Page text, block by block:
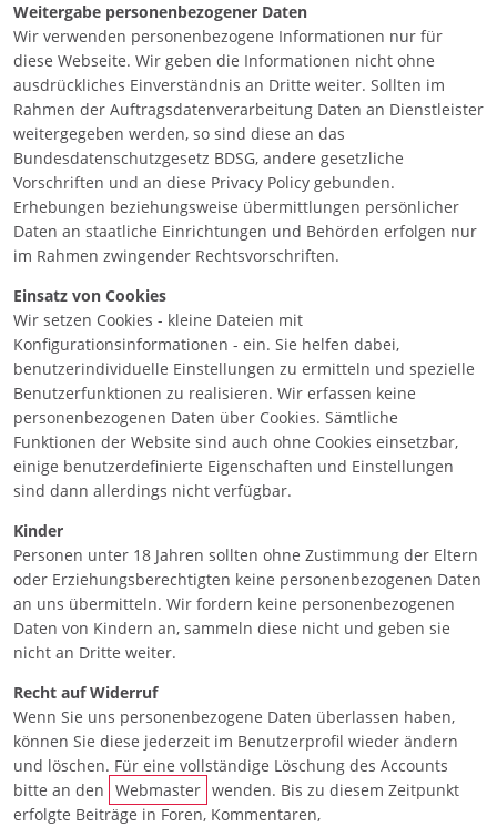
Weitergabe personenbezogener Daten
Wir verwenden personenbezogene Informationen nur für
diese Webseite. Wir geben die Informationen nicht ohne
ausdrückliches Einverständnis an Dritte weiter. Sollten im
Rahmen der Auftragsdatenverarbeitung Daten an Dienstleister
weitergegeben werden, so sind diese an das
Bundesdatenschutzgesetz BDSG, andere gesetzliche
Vorschriften und an diese Privacy Policy gebunden.
Erhebungen beziehungsweise übermittlungen persönlicher
Daten an staatliche Einrichtungen und Behörden erfolgen nur
im Rahmen zwingender Rechtsvorschriften.
Einsatz von Cookies
Wir setzen Cookies - kleine Dateien mit
Konfigurationsinformationen - ein. Sie helfen dabei,
benutzerindividuelle Einstellungen zu ermitteln und spezielle
Benutzerfunktionen zu realisieren. Wir erfassen keine
personenbezogenen Daten über Cookies. Sämtliche
Funktionen der Website sind auch ohne Cookies einsetzbar,
einige benutzerdefinierte Eigenschaften und Einstellungen
sind dann allerdings nicht verfügbar.
Kinder
Personen unter 18 Jahren sollten ohne Zustimmung der Eltern
oder Erziehungsberechtigten keine personenbezogenen Daten
an uns übermitteln. Wir fordern keine personenbezogenen
Daten von Kindern an, sammeln diese nicht und geben sie
nicht an Dritte weiter.
Recht auf Widerruf
Wenn Sie uns personenbezogene Daten überlassen haben,
können Sie diese jederzeit im Benutzerprofil wieder ändern
und löschen. Für eine vollständige Löschung des Accounts
bitte an den Webmaster wenden. Bis zu diesem Zeitpunkt
erfolgte Beiträge in Foren, Kommentaren,